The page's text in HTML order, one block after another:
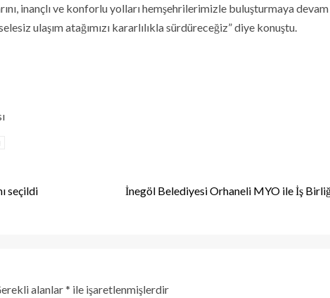
inançlı ve konforlu yolları hemşehrilerimizle buluşturmaya
ulaşım atağımızı kararlılıkla sürdüreceğiz” diye konuştu.
seçildi
İnegöl Belediyesi Orhaneli MYO ile İş
alanlar* ile işaretlenmişlerdir